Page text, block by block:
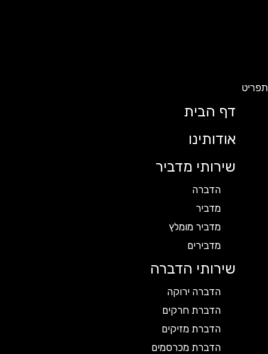
תפריט
דף הבית
אודותינו
שירותי מדביר
הדברה
מדביר
מדביר מומלץ
מדבירים
שירותי הדברה
הדברה ירוקה
הדברת חרקים
הדברת מזיקים
הדברת מכרסמים